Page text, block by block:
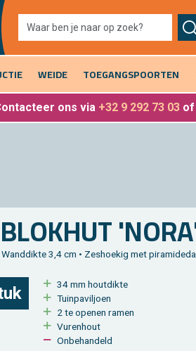
showroom vandaag
9u - 12u30 & 13u30 - 17u
WEIDE TOEGANGSPOORTEN
ons via +32 9 292 73 03 of
3,4 cm • Zes­hoe­kig met
34 mm hout­dik­te
Tuin­pa­vil­joen
2 te ope­nen ramen
Vu­ren­hout
On­be­han­deld